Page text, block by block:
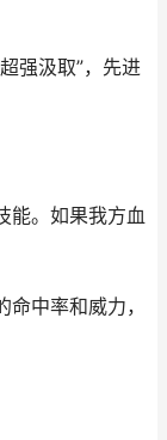
强汲取”，先进
能。如果我方血
中率和威力，